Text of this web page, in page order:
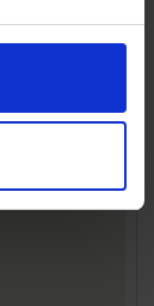
nach
alte
in Régua.